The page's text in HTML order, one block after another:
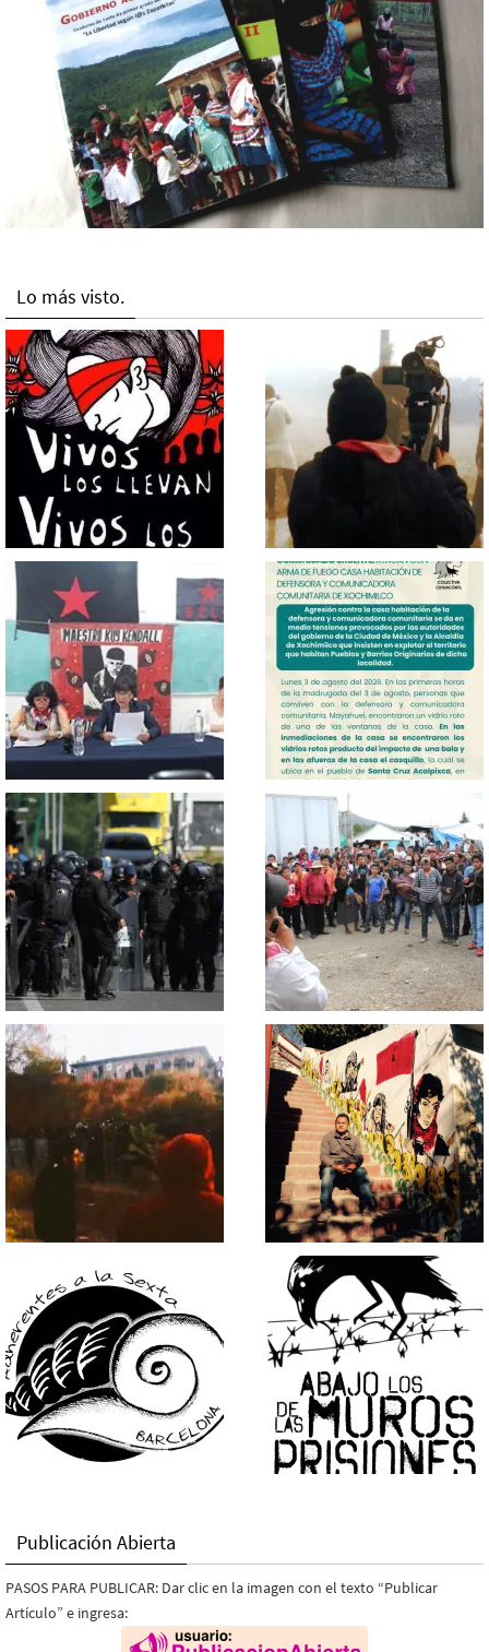
Lo más visto.
Publicación Abierta
PASOS PARA PUBLICAR: Dar clic en la imagen con el texto “Publicar
Artículo” e ingresa: